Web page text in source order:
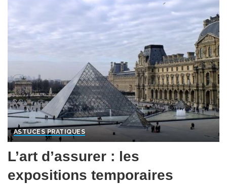
ASTUCES PRATIQUES
L’art d’assurer : les
expositions temporaires